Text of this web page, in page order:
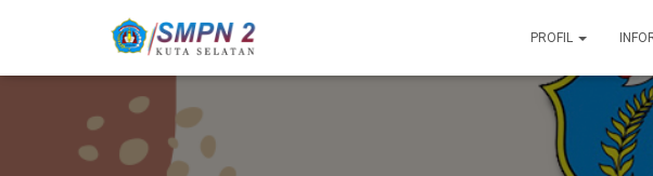
PROFIL